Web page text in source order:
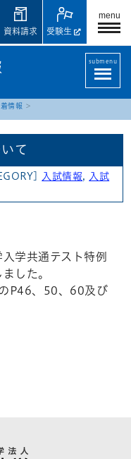
menu
受験生
資料請求
submenu
情報
て
入試情報,
入試
学共通テスト特例
した。
P46、50、60及び